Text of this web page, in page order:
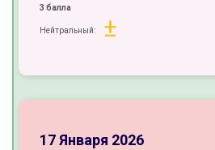
3 балла
Нейтральный:
±
±
±
17 Января 2026